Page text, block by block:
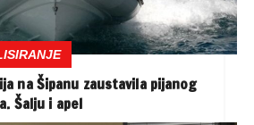
na Šipanu zaustavila pijanog
Šalju i apel